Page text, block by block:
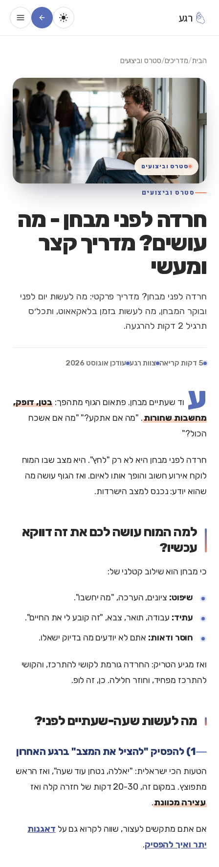
רגע
הבית/מדריכים/סטרס וביצועים
סטרס וביצועים
חרדה לפני מבחן - מה
עושים? מדריך קצר
ומעשי
חרדה לפני מבחן? מדריך פרקטי: מה לעשות יום לפני
ובוקר המבחן, מה לעשות בזמן בלאקאאוט, ותכל׳ס
תרגיל 2 דקות להרגעה.
5 דקות קריאה צוות רגע עודכן אוגוסט 2026
סטרס וביצועים
ע וד שעתיים מבחן. פתאום הגוף מתהפך: בטן, דופק,
מחשבות שחורות. "מה אם אתקע?" "מה אם אשכח
הכול?"
חרדה לפני מבחן היא לא רק "לחץ". היא מצב שבו המוח
לוקח אירוע חשוב והופך אותו לאיום. ואז הגוף עושה מה
שהוא יודע: נכנס למצב הישרדות.
למה המוח עושה לכם את זה דווקא
עכשיו?
כי מבחן הוא שילוב קטלני של:
שיפוט: ציונים, הערכה, "מה יחשבו".
עתיד: עבודה, תואר, צבא, "זה קובע לי את החיים".
חוסר ודאות: אתם לא יודעים מה בדיוק ישאלו.
ואז מגיע הטריק: החרדה גורמת לקושי להתרכז, והקושי
להתרכז מפחיד, וחוזר חלילה. כן, זה לופ.
מה לעשות שעה-שעתיים לפני?
1) להפסיק "להציל את המצב" ברגע האחרון
הטעות הכי ישראלית: "יאללה, נטחן עוד שעה", ואז הראש
מתפוצץ. במקום זה, 20-30 דקות של חזרה קלה ואז
עצירה מכוונת.
אם אתם מתקשים לעצור, שווה לקרוא גם על דאגנות
יתר ואיך להפסיק.